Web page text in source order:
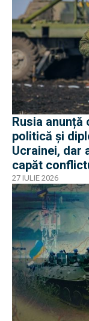
Rusia
politică și
Ucrainei, dar
capăt
27 IULIE 2026